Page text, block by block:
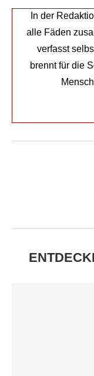
In der
alle Fäden
verfasst
brennt für die